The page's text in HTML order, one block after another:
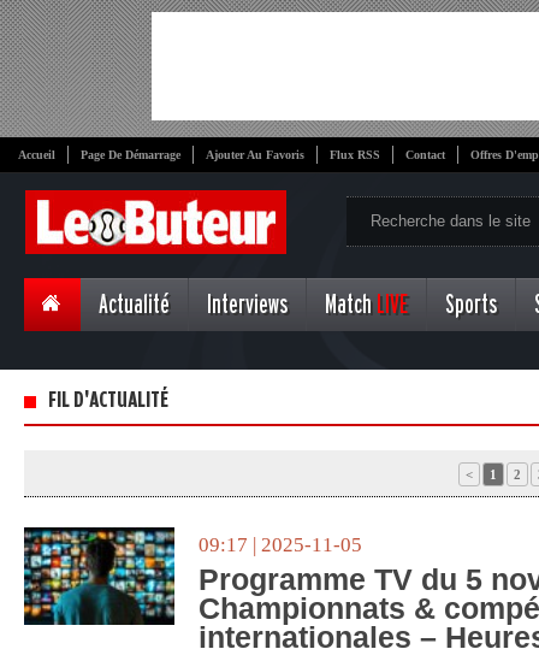
Accueil Page De Démarrage Ajouter Au Favoris Flux RSS Contact Offres
Actualité Interviews Match LIVE Sports
FIL D'ACTUALITÉ
< 1 2
09:17 | 2025-11-05
Programme TV du 5
Championnats &
internationales –